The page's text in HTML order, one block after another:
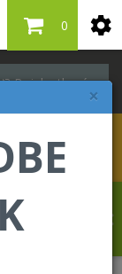
×
Bejelentkezés
0
Önt a